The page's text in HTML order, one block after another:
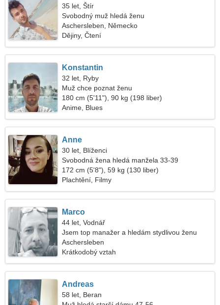
35 let, Štír
Svobodný muž hledá ženu
Aschersleben, Německo
Dějiny, Čtení
Konstantin
32 let, Ryby
Muž chce poznat ženu
180 cm (5'11"), 90 kg (198 liber)
Anime, Blues
Anne
30 let, Blíženci
Svobodná žena hledá manžela 33-39
172 cm (5'8"), 59 kg (130 liber)
Plachtění, Filmy
Marco
44 let, Vodnář
Jsem top manažer a hledám stydlivou ženu
Aschersleben
Krátkodobý vztah
Andreas
58 let, Beran